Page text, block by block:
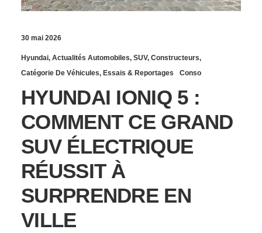
30 mai 2026
Hyundai, Actualités Automobiles, SUV, Constructeurs,
Catégorie De Véhicules, Essais & Reportages Conso
HYUNDAI IONIQ 5 :
COMMENT CE GRAND
SUV ÉLECTRIQUE
RÉUSSIT À
SURPRENDRE EN
VILLE